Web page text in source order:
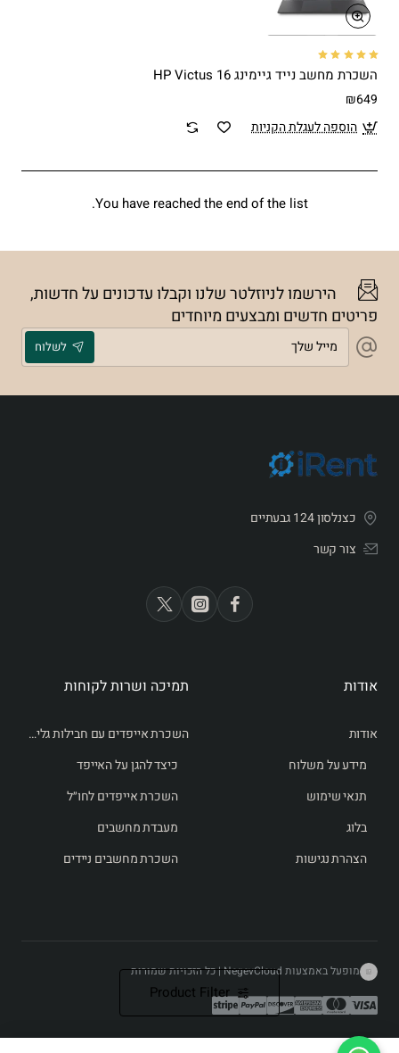
השכרת מחשב נייד גיימינג HP Victus 16
₪649
הוספה לעגלת הקניות
You have reached the end of the list.
הירשמו לניוזלטר שלנו וקבלו עדכונים על חדשות,
פריטים חדשים ומבצעים מיוחדים
מייל
שלך
לשלוח
כצנלסון 124 גבעתיים
צור קשר
אודות
אודות
מידע על משלוח
תנאי שימוש
בלוג
הצהרת נגישות
תמיכה ושרות לקוחות
השכרת אייפדים עם חבילות גלישה לחו״ל
כיצד להגן על האייפד
השכרת אייפדים לחו״ל
מעבדת מחשבים
השכרת מחשבים ניידים
מופעל באמצעות NegevCloud | כל הזכויות שמורות
Product Filter